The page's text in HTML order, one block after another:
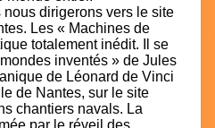
dirigerons vers le site
Les « Machines de
totalement inédit. Il se
inventés » de Jules
de Léonard de Vinci
de Nantes, sur le site
chantiers navals. La
par le réveil des